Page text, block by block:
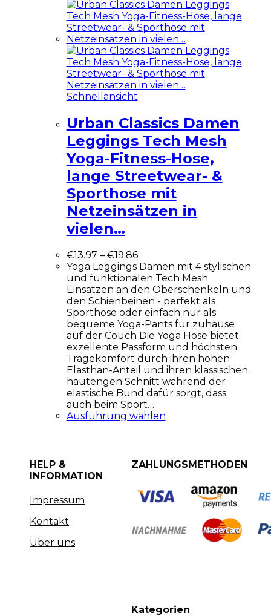
Schnellansicht
Urban Classics Damen
Leggings Tech Mesh
Yoga-Fitness-Hose,
lange Streetwear- &
Sporthose mit
Netzeinsätzen in
vielen…
€13.97 – €19.86
Yoga Leggings Damen mit 4 stylischen
und funktionalen Tech Mesh
Einsätzen an den Oberschenkeln und
den Schienbeinen - perfekt als
Sporthose oder einfach nur als
bequeme Yoga-Pants für zuhause
auf der Couch Die Yoga Hose bietet
exzellente Passform und höchsten
Tragekomfort durch ihren hohen
Elasthan-Anteil und ihren klassischen
hautengen Schnitt während der
elastische Bund dafür sorgt, dass
auch beim Sport…
Ausführung wählen
HELP &
INFORMATION
Impressum
Kontakt
Über uns
ZAHLUNGSMETHODEN
Kategorien